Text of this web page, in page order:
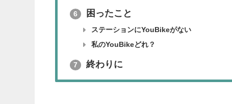
6 困ったこと
ステーションにYouBikeがない
私のYouBikeどれ？
7 終わりに